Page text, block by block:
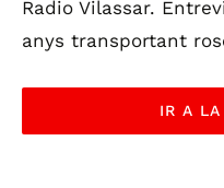
Radio Vilassar.
anys transportant
IR A LA